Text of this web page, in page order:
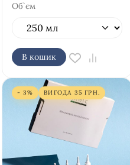
Об`єм
В кошик
- 3% ВИГОДА 35 ГРН.